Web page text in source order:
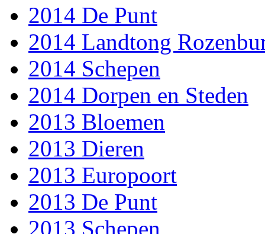
2014 De Punt
2014 Landtong
2014 Schepen
2014 Dorpen en Steden
2013 Bloemen
2013 Dieren
2013 Europoort
2013 De Punt
2013 Schepen